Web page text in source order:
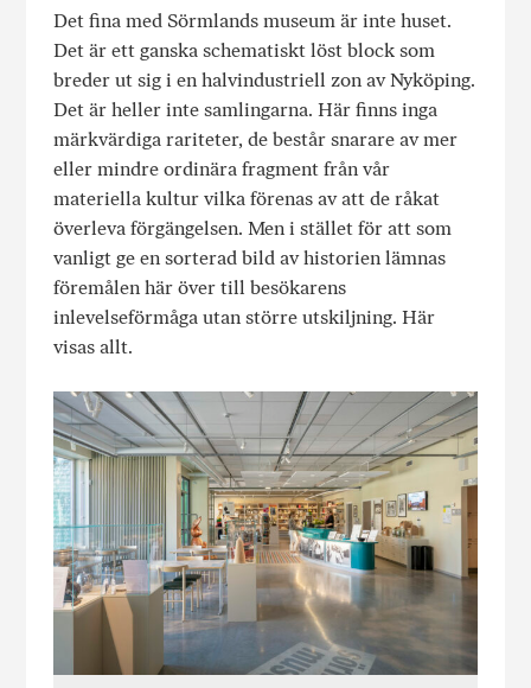
Det fina med Sörmlands museum är inte huset.
Det är ett ganska schematiskt löst block som
breder ut sig i en halvindustriell zon av Nyköping.
Det är heller inte samlingarna. Här finns inga
märkvärdiga rariteter, de består snarare av mer
eller mindre ordinära fragment från vår
materiella kultur vilka förenas av att de råkat
överleva förgängelsen. Men i stället för att som
vanligt ge en sorterad bild av historien lämnas
föremålen här över till besökarens
inlevelseförmåga utan större utskiljning. Här
visas allt.